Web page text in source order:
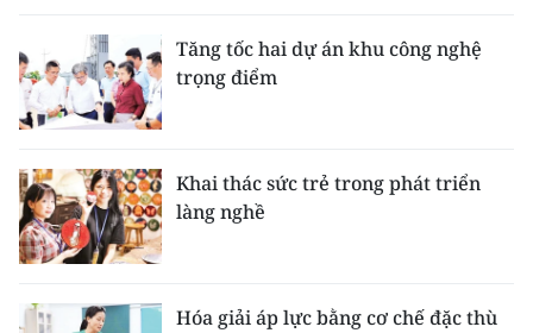
THỜI NAY
NHÂN DÂN CUỐI TUẦN
MUA BÁO
ĐỌC BÁO IN
Tăng tốc hai dự án khu công nghệ
trọng điểm
Khai thác sức trẻ trong phát triển
làng nghề
Hóa giải áp lực bằng cơ chế đặc thù